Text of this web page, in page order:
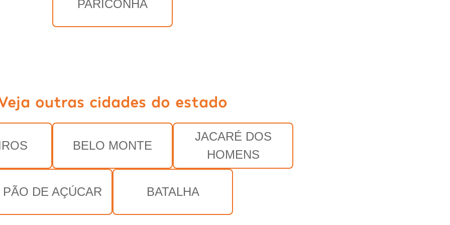
PARICONHA
outras cidades do estado
BELO MONTE
JACARÉ DOS
HOMENS
PÃO DE AÇÚCAR BATALHA